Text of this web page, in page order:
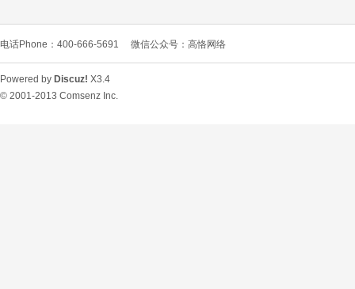
电话Phone：400-666-5691 微信公众号：高恪网络
Powered by Discuz! X3.4
© 2001-2013 Comsenz Inc.